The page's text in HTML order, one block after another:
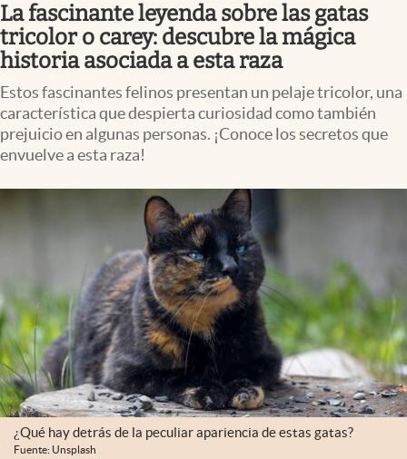
Pc y celular
Vida y estilo
Tv
Clima
La fascinante leyenda sobre las gatas
tricolor o carey: descubre la mágica
historia asociada a esta raza
Estos fascinantes felinos presentan un pelaje tricolor, una
característica que despierta curiosidad como también
prejuicio en algunas personas. ¡Conoce los secretos que
envuelve a esta raza!
¿Qué hay detrás de la peculiar apariencia de estas gatas?
Fuente: Unsplash